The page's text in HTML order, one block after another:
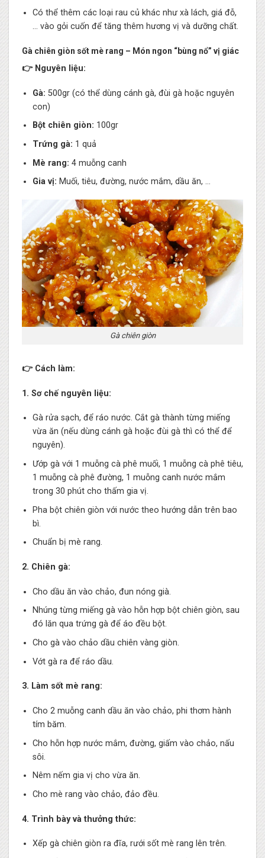
Có thể thêm các loại rau củ khác như xà lách, giá đỗ,
… vào gỏi cuốn để tăng thêm hương vị và dưỡng chất.
Gà chiên giòn sốt mè rang – Món ngon “bùng nổ” vị giác
👉 Nguyên liệu:
Gà: 500gr (có thể dùng cánh gà, đùi gà hoặc nguyên
con)
Bột chiên giòn: 100gr
Trứng gà: 1 quả
Mè rang: 4 muỗng canh
Gia vị: Muối, tiêu, đường, nước mắm, dầu ăn, …
Gà chiên giòn
👉 Cách làm:
1. Sơ chế nguyên liệu:
Gà rửa sạch, để ráo nước. Cắt gà thành từng miếng
vừa ăn (nếu dùng cánh gà hoặc đùi gà thì có thể để
nguyên).
Ướp gà với 1 muỗng cà phê muối, 1 muỗng cà phê tiêu,
1 muỗng cà phê đường, 1 muỗng canh nước mắm
trong 30 phút cho thấm gia vị.
Pha bột chiên giòn với nước theo hướng dẫn trên bao
bì.
Chuẩn bị mè rang.
2. Chiên gà:
Cho dầu ăn vào chảo, đun nóng già.
Nhúng từng miếng gà vào hỗn hợp bột chiên giòn, sau
đó lăn qua trứng gà để áo đều bột.
Cho gà vào chảo dầu chiên vàng giòn.
Vớt gà ra để ráo dầu.
3. Làm sốt mè rang:
Cho 2 muỗng canh dầu ăn vào chảo, phi thơm hành
tím băm.
Cho hỗn hợp nước mắm, đường, giấm vào chảo, nấu
sôi.
Nêm nếm gia vị cho vừa ăn.
Cho mè rang vào chảo, đảo đều.
4. Trình bày và thưởng thức:
Xếp gà chiên giòn ra đĩa, rưới sốt mè rang lên trên.